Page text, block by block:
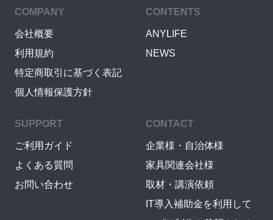
COMPANY
会社概要
利用規約
特定商取引に基づく表記
個人情報保護方針
CONTENTS
ANYLIFE
NEWS
SUPPORT
ご利用ガイド
よくある質問
お問い合わせ
CONTACT
企業様・自治体様
家具関連会社様
取材・講演依頼
IT導入補助金を利用して